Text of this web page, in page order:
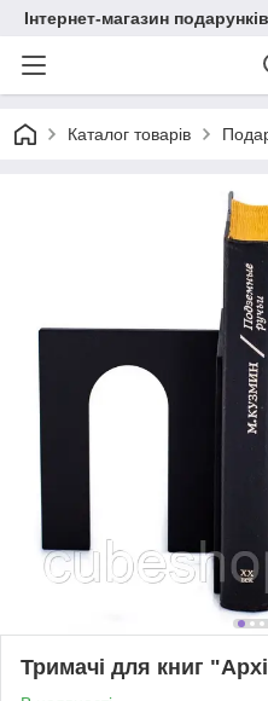
Інтернет-магазин
Каталог товарів
Тримачі для книг